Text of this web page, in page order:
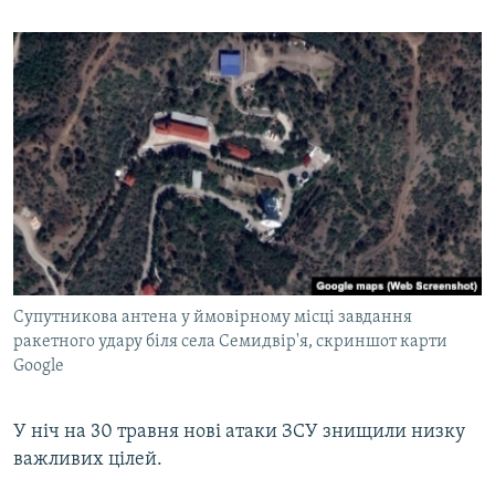
Супутникова антена у ймовірному місці завдання
ракетного удару біля села Семидвір'я, скриншот карти
Google
У ніч на 30 травня нові атаки ЗСУ знищили низку
важливих цілей.